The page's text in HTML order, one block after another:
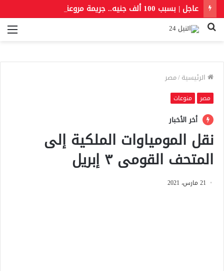
بحث
الرئيسية/مصر
مصر منوعات
أخر الأخبار
نقل المومياوات الملكية إلى
المتحف القومى ٣ إبريل
21 مارس، 2021